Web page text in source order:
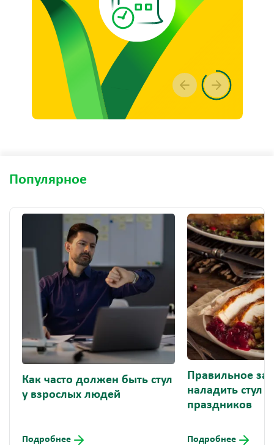
Популярное
Как часто должен быть стул
у взрослых людей
Подробнее
Правильное
наладить стул
праздников
Подробнее